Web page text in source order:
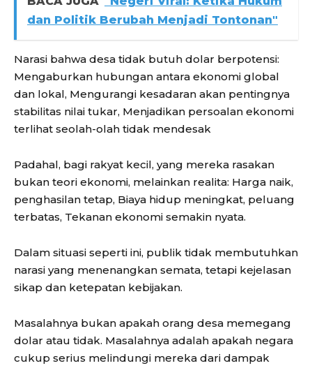
dan Politik Berubah Menjadi Tontonan"
Narasi bahwa desa tidak butuh dolar berpotensi:
Mengaburkan hubungan antara ekonomi global
dan lokal, Mengurangi kesadaran akan pentingnya
stabilitas nilai tukar, Menjadikan persoalan ekonomi
terlihat seolah-olah tidak mendesak
Padahal, bagi rakyat kecil, yang mereka rasakan
bukan teori ekonomi, melainkan realita: Harga naik,
penghasilan tetap, Biaya hidup meningkat, peluang
terbatas, Tekanan ekonomi semakin nyata.
Dalam situasi seperti ini, publik tidak membutuhkan
narasi yang menenangkan semata, tetapi kejelasan
sikap dan ketepatan kebijakan.
Masalahnya bukan apakah orang desa memegang
dolar atau tidak. Masalahnya adalah apakah negara
cukup serius melindungi mereka dari dampak